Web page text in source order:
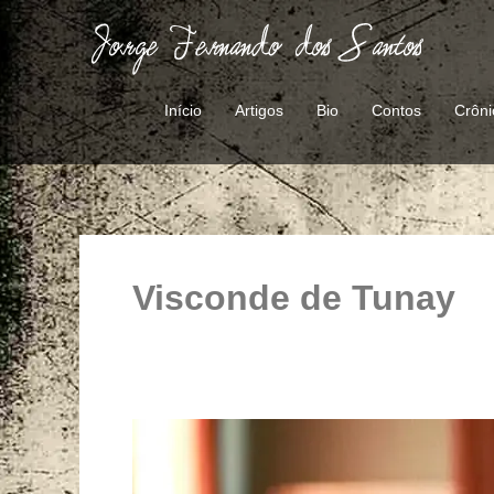
Ir
para
conteúdo
Início Artigos Bio Contos
Visconde de Tunay